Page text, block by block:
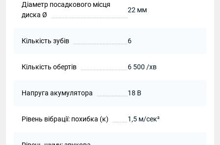
Діаметр посадкового місця
диска Ø
22 мм
Кількість зубів 6
Кількість обертів 6 500 /хв
Напруга акумулятора 18 В
Рівень вібрації: похибка (к) 1,5 м/сек²